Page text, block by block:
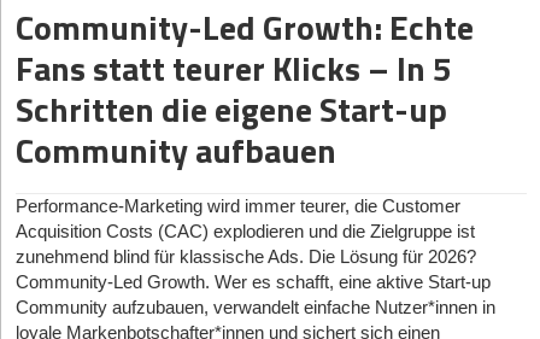
wesentlichen Grundlagen der Suchmaschinenoptimierung zu
verstehen und anzuwenden. Im folgenden Abschnitt werden
daher vier zentrale SEO-Grundlagen vorgestellt, die Startups
dabei unterstützen, ihre organische Sichtbarkeit effektiv zu
steigern.
Eine gründliche Analyse ist die Basis jeder erfolgreichen SEO-
Strategie. Der erste Schritt zu einer effektiven
Suchmaschinenoptimierung ist daher immer eine detaillierte
Analyse. Die folgenden SEO-Analysemethoden helfen dabei,
Optimierungspotenziale für Startups zu identifizieren und die
Community-Led Growth: Echte
Fans statt teurer Klicks – In 5
Schritten die eigene Start-up
Community aufbauen
Performance-Marketing wird immer teurer, die Customer
Acquisition Costs (CAC) explodieren und die Zielgruppe ist
zunehmend blind für klassische Ads. Die Lösung für 2026?
Community-Led Growth. Wer es schafft, eine aktive Start-up
Community aufzubauen, verwandelt einfache Nutzer*innen in
loyale Markenbotschafter*innen und sichert sich einen